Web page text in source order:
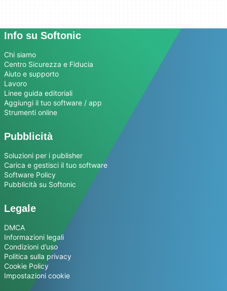
Info su Softonic
Chi siamo
Centro Sicurezza e Fiducia
Aiuto e supporto
Lavoro
Linee guida editoriali
Aggiungi il tuo software / app
Strumenti online
Pubblicità
Soluzioni per i publisher
Carica e gestisci il tuo software
Software Policy
Pubblicità su Softonic
Legale
DMCA
Informazioni legali
Condizioni d’uso
Politica sulla privacy
Cookie Policy
Impostazioni cookie